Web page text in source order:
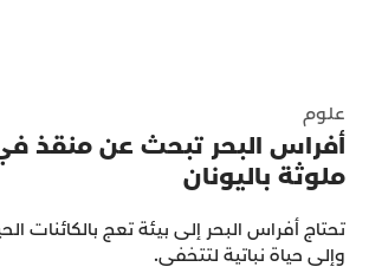
علوم
أفراس البحر تبحث عن منقذ
ملوثة باليونان
تحتاج أفراس البحر إلى بيئة تعج بالكائنات
وإلى حياة نباتية لتتخفى.